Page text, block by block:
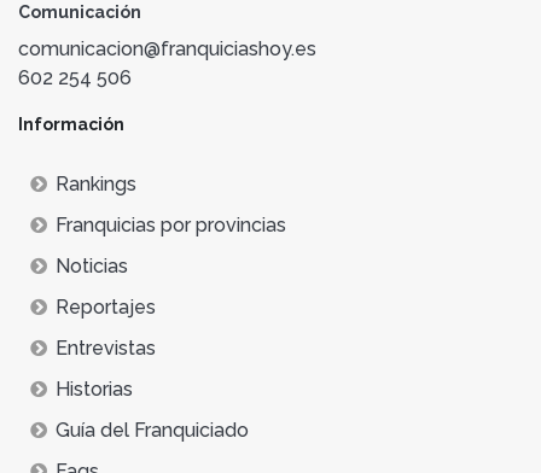
Comunicación
comunicacion@franquiciashoy.es
602 254 506
Información
Rankings
Franquicias por provincias
Noticias
Reportajes
Entrevistas
Historias
Guía del Franquiciado